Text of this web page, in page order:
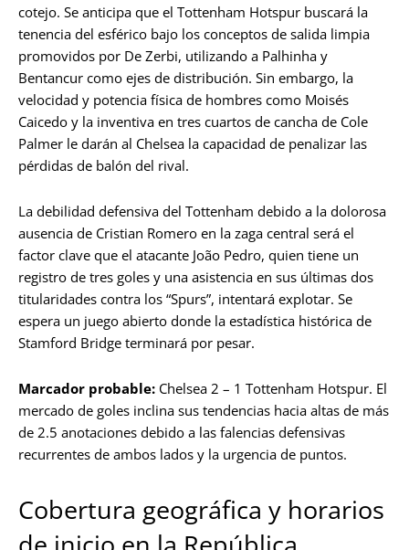
cotejo. Se anticipa que el Tottenham Hotspur buscará la
tenencia del esférico bajo los conceptos de salida limpia
promovidos por De Zerbi, utilizando a Palhinha y
Bentancur como ejes de distribución. Sin embargo, la
velocidad y potencia física de hombres como Moisés
Caicedo y la inventiva en tres cuartos de cancha de Cole
Palmer le darán al Chelsea la capacidad de penalizar las
pérdidas de balón del rival.
La debilidad defensiva del Tottenham debido a la dolorosa
ausencia de Cristian Romero en la zaga central será el
factor clave que el atacante João Pedro, quien tiene un
registro de tres goles y una asistencia en sus últimas dos
titularidades contra los “Spurs”, intentará explotar. Se
espera un juego abierto donde la estadística histórica de
Stamford Bridge terminará por pesar.
Marcador probable: Chelsea 2 – 1 Tottenham Hotspur. El
mercado de goles inclina sus tendencias hacia altas de más
de 2.5 anotaciones debido a las falencias defensivas
recurrentes de ambos lados y la urgencia de puntos.
Cobertura geográfica y horarios